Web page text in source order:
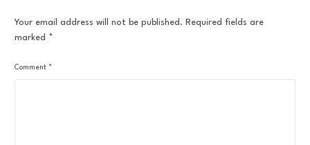
Your email address will not be published. Required fields are
marked
*
Comment *